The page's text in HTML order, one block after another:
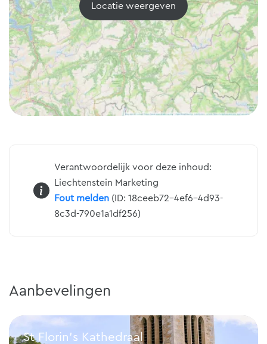
Locatie weergeven
Verantwoordelijk voor deze inhoud:
Liechtenstein Marketing
Fout melden (ID: 18ceeb72-4ef6-4d93-
8c3d-790e1a1df256)
Aanbevelingen
St Florin's Kathedraal